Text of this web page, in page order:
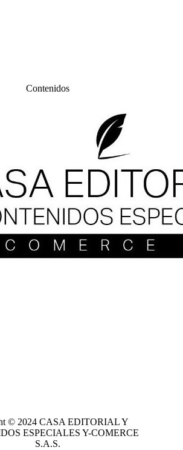
Contenidos
© 2024 CASA EDITORIALY
ESPECIALES Y-COMERCE
S.A.S.